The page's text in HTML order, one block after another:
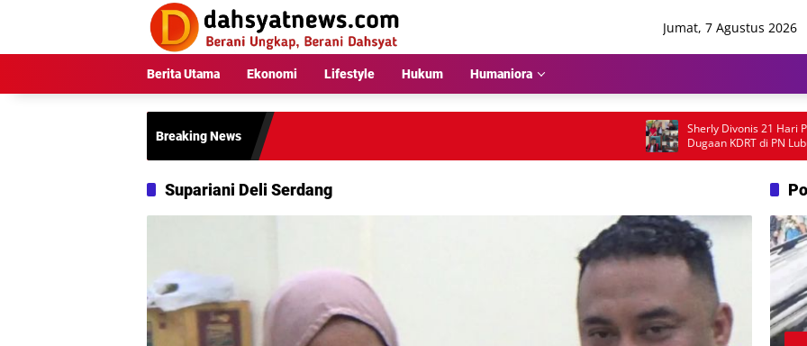
Jumat, 7 Agustus 2026
Berita Utama Ekonomi Lifestyle Hukum Humaniora
Breaking News
Sherly Divonis 21 Hari
Dugaan KDRT di PN Lubuk
Emosional dan Rencana
Supariani Deli Serdang